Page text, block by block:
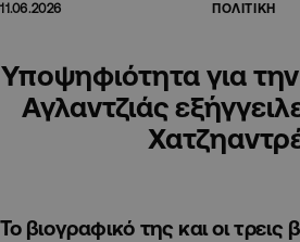
11.06.2026 ΠΟΛΙΤΙΚΗ
Υποψηφιότητα για
Αγλαντζιάς
Το βιογραφικό της και οι τρεις